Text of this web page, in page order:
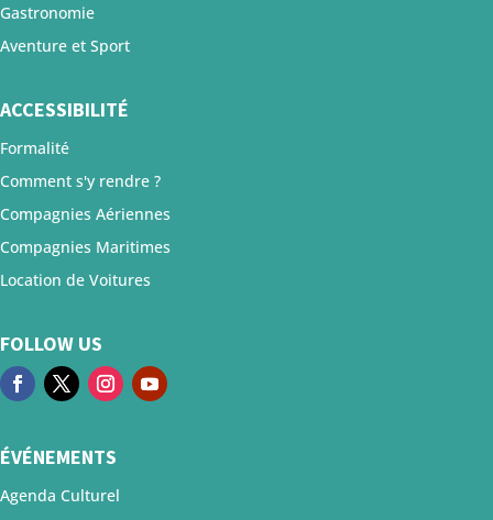
Gastronomie
Aventure et Sport
ACCESSIBILITÉ
Formalité
Comment s'y rendre ?
Compagnies Aériennes
Compagnies Maritimes
Location de Voitures
FOLLOW US
ÉVÉNEMENTS
Agenda Culturel